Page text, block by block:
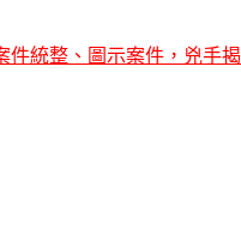
統整、圖示案件，兇手揭